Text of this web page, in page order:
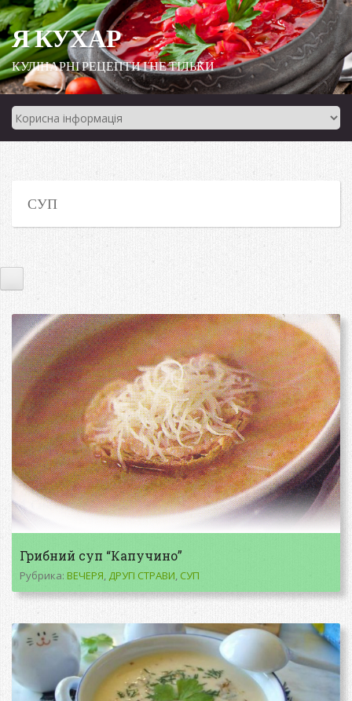
Я КУХАР
КУЛІНАРНІ РЕЦЕПТИ І НЕ ТІЛЬКИ
СУП
Грибний суп “Капучино”
Рубрика: ВЕЧЕРЯ, ДРУГІ СТРАВИ, СУП